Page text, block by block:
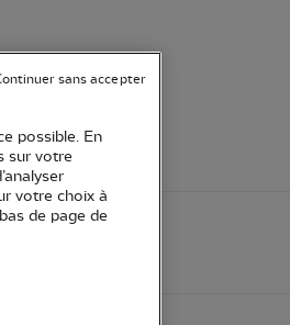
possible. En
sur votre
votre choix à
de page de
sans accepter